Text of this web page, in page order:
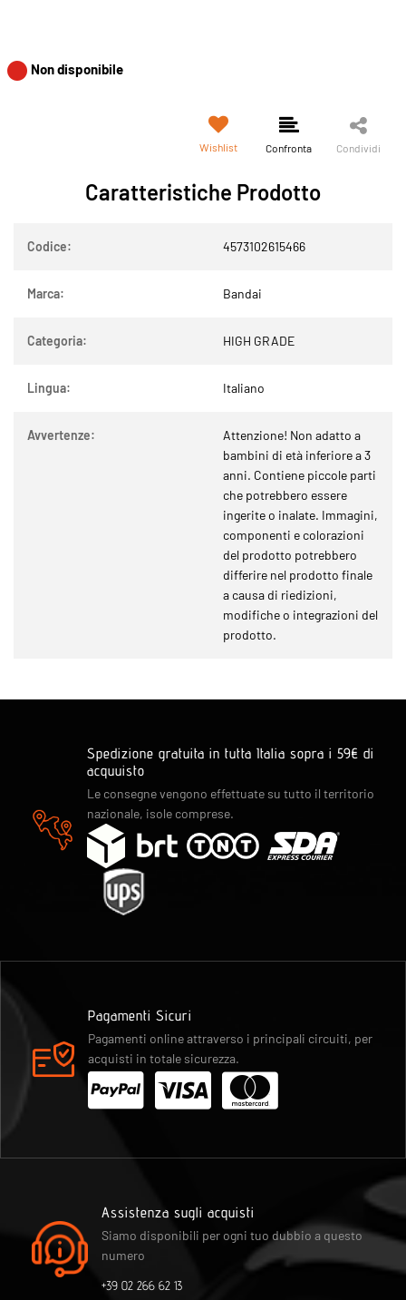
Non disponibile
Wishlist Confronta Condividi
Caratteristiche Prodotto
Codice: 4573102615466
Marca: Bandai
Categoria: HIGH GRADE
Lingua: Italiano
Avvertenze:
Attenzione! Non adatto a
bambini di età inferiore a 3
anni. Contiene piccole parti
che potrebbero essere
ingerite o inalate. Immagini,
componenti e colorazioni
del prodotto potrebbero
differire nel prodotto finale
a causa di riedizioni,
modifiche o integrazioni del
prodotto.
Spedizione gratuita in tutta Italia sopra i 59€ di
acquuisto
Le consegne vengono effettuate su tutto il territorio
nazionale, isole comprese.
Pagamenti Sicuri
Pagamenti online attraverso i principali circuiti, per
acquisti in totale sicurezza.
Assistenza sugli acquisti
Siamo disponibili per ogni tuo dubbio a questo
numero
+39 02 266 62 13